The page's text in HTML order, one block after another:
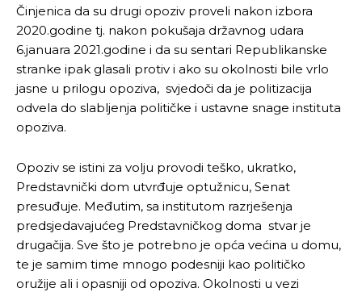
Činjenica da su drugi opoziv proveli nakon izbora
2020.godine tj. nakon pokušaja državnog udara
6.januara 2021.godine i da su sentari Republikanske
stranke ipak glasali protiv i ako su okolnosti bile vrlo
jasne u prilogu opoziva, svjedoči da je politizacija
odvela do slabljenja političke i ustavne snage instituta
opoziva.
Opoziv se istini za volju provodi teško, ukratko,
Predstavnički dom utvrđuje optužnicu, Senat
presuđuje. Međutim, sa institutom razrješenja
predsjedavajućeg Predstavničkog doma stvar je
drugačija. Sve što je potrebno je opća većina u domu,
te je samim time mnogo podesniji kao političko
oružije ali i opasniji od opoziva. Okolnosti u vezi